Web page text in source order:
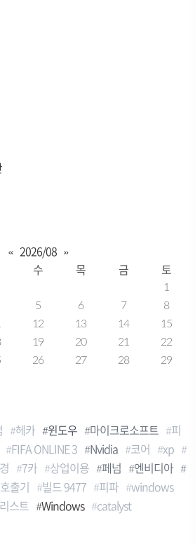
« 2026/08 »
수 목 금 토
1
5 6 7
8
12 13 14
15
19 20 21
22
26 27 28
29
헤카 윈도우 마이크로소프트
피
FIFA ONLINE 3 Nvidia 코어
xp
7카 상업이용 페넘
엔비디아
출기 빌드 9477 피파
windows
스트 Windows catalyst